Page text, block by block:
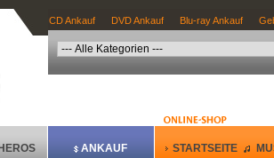
CD Ankauf DVD Ankauf Blu-ray Ankauf
ANKAUF STARTSEITE